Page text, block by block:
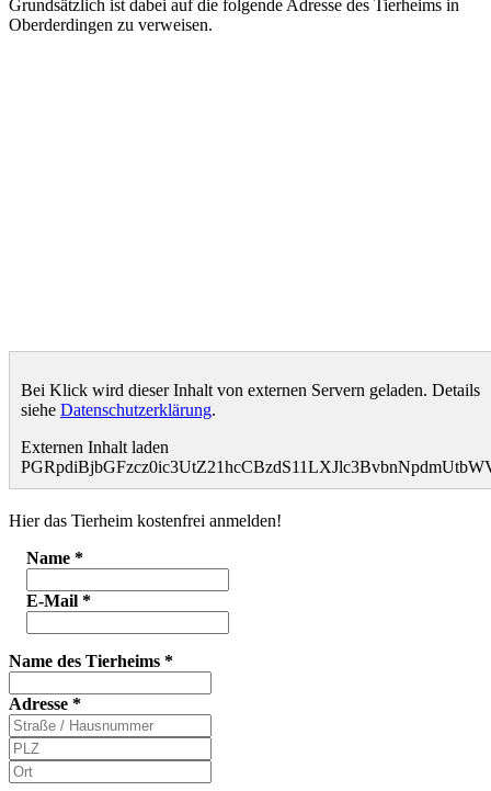
Grundsätzlich ist dabei auf die folgende Adresse des Tierheims in
Oberderdingen zu verweisen.
Bei Klick wird dieser Inhalt von externen Servern geladen. Details
siehe Datenschutzerklärung.
Externen Inhalt laden
Hier das Tierheim kostenfrei anmelden!
Name *
E-Mail *
Name des Tierheims *
Adresse *